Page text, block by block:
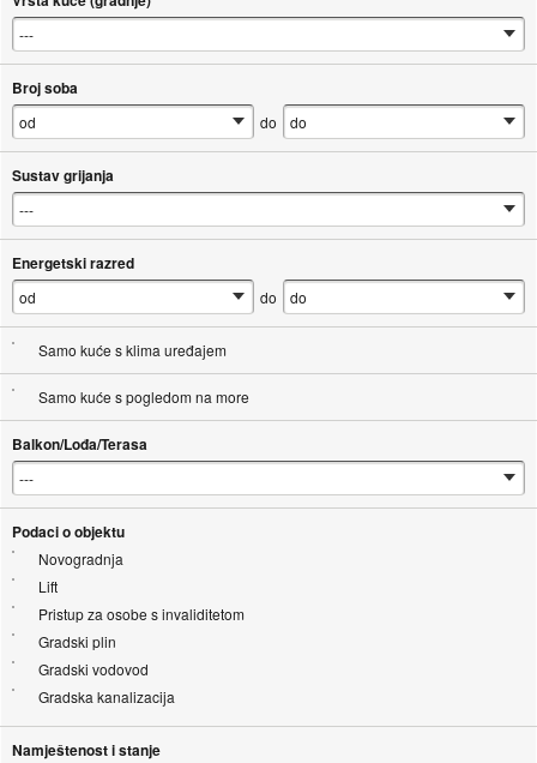
Broj soba
do
Sustav grijanja
Energetski razred
do
Samo kuće s klima uređajem
Samo kuće s pogledom na more
Balkon/Lođa/Terasa
Podaci o objektu
Novogradnja
Lift
Pristup za osobe s invaliditetom
Gradski plin
Gradski vodovod
Gradska kanalizacija
Namještenost i stanje